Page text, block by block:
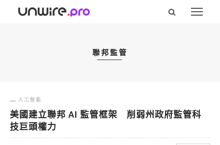
聯邦監管
人工智能
美國建立聯邦 AI 監管框架 削弱州政府監管科
技巨頭權力